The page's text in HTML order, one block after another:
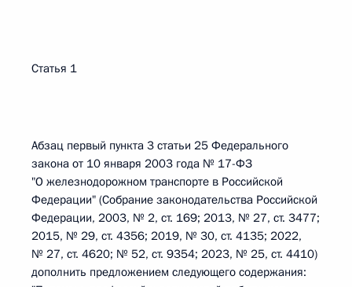
Статья 1
Абзац первый пункта 3 статьи 25 Федерального
закона от 10 января 2003 года № 17-ФЗ
"О железнодорожном транспорте в Российской
Федерации" (Собрание законодательства Российской
Федерации, 2003, № 2, ст. 169; 2013, № 27, ст. 3477;
2015, № 29, ст. 4356; 2019, № 30, ст. 4135; 2022,
№ 27, ст. 4620; № 52, ст. 9354; 2023, № 25, ст. 4410)
дополнить предложением следующего содержания: